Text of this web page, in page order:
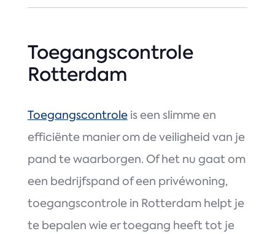
Toegangscontrole
Rotterdam
Toegangscontroleis een slimme en
efficiënte manier om de veiligheid van je
pand te waarborgen. Of het nu gaat om
een bedrijfspand of een privéwoning,
toegangscontrole in Rotterdam helpt je
te bepalen wie er toegang heeft tot je